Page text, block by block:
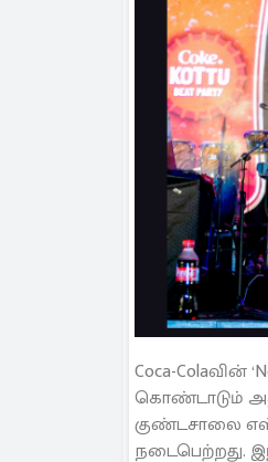
Coca-Colaவின்
கொண்டாடும்
குண்டசாலை
நடைபெற்றது.